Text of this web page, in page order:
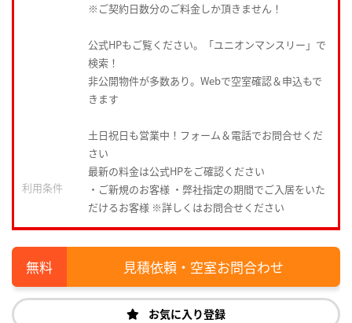
※ご契約日数分のご料金しか頂きません！
公式HPもご覧ください。「ユニオンマンスリー」で
検索！
非公開物件が多数あり。Webで空室確認＆申込もで
きます
土日祝日も営業中！フォーム＆電話でお問合せくだ
さい
最新の料金は公式HPをご確認ください
利用条件
・ご新規のお客様 ・弊社指定の期間でご入居をいた
だけるお客様 ※詳しくはお問合せください
見積依頼・空室お問合わせ
お気に入り登録